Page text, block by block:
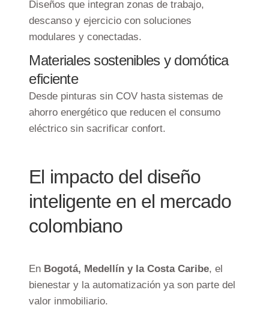
Diseños que integran zonas de trabajo,
descanso y ejercicio con soluciones
modulares y conectadas.
Materiales sostenibles y domótica
eficiente
Desde pinturas sin COV hasta sistemas de
ahorro energético que reducen el consumo
eléctrico sin sacrificar confort.
El impacto del diseño
inteligente en el mercado
colombiano
En Bogotá, Medellín y la Costa Caribe, el
bienestar y la automatización ya son parte del
valor inmobiliario.